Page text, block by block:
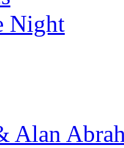
Night
Alan